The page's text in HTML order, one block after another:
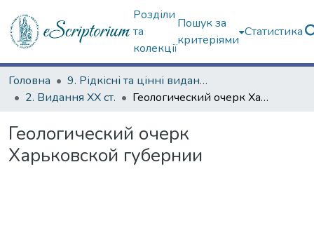
Розділи
та
колекції
Пошук за
критеріями
Статистика
Головна
9. Рідкісні та цінні видання
2. Видання ХХ ст.
Геологический очерк Харьковской губернии
Геологический очерк
Харьковской губернии